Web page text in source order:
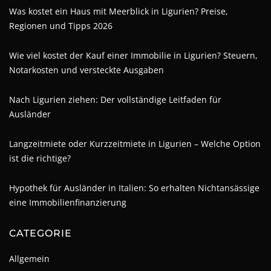
Was kostet ein Haus mit Meerblick in Ligurien? Preise,
Regionen und Tipps 2026
Wie viel kostet der Kauf einer Immobilie in Ligurien? Steuern,
Notarkosten und versteckte Ausgaben
Nach Ligurien ziehen: Der vollständige Leitfaden für
Ausländer
Langzeitmiete oder Kurzzeitmiete in Ligurien – Welche Option
ist die richtige?
Hypothek für Ausländer in Italien: So erhalten Nichtansässige
eine Immobilienfinanzierung
CATEGORIE
Allgemein